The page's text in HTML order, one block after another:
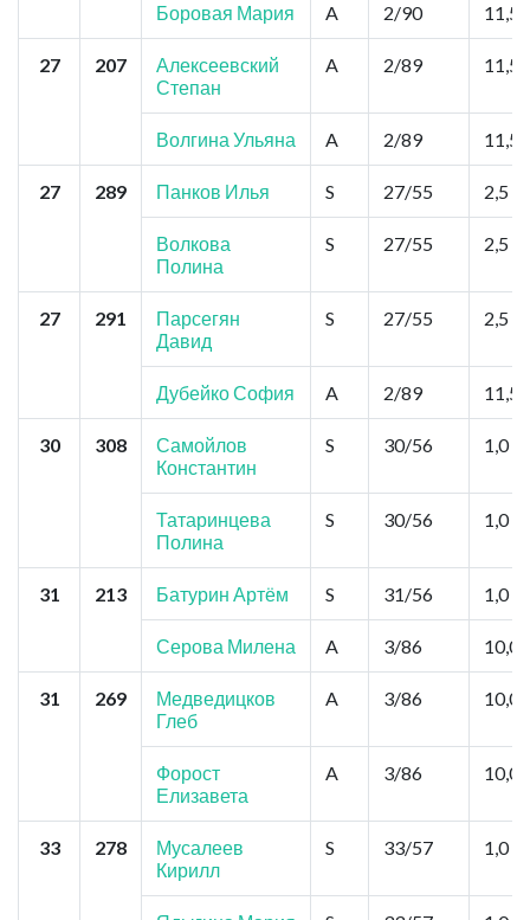
Боровая Мария A 2/90 11,5
27 207
Алексеевский
Степан
A 2/89 11,5
Волгина Ульяна A 2/89 11,5
27 289 Панков Илья S 27/55 2,5
Волкова
Полина
S 27/55 2,5
27 291
Парсегян
Давид
S 27/55 2,5
Дубейко София A 2/89 11,5
30 308
Самойлов
Константин
S 30/56 1,0
Татаринцева
Полина
S 30/56 1,0
31 213 Батурин Артём S 31/56 1,0
Серова Милена A 3/86 10,0
31 269
Медведицков
Глеб
A 3/86 10,0
Форост
Елизавета
A 3/86 10,0
33 278
Мусалеев
Кирилл
S 33/57 1,0